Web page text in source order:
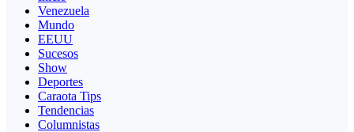
Venezuela
Mundo
EEUU
Sucesos
Show
Deportes
Caraota Tips
Tendencias
Columnistas